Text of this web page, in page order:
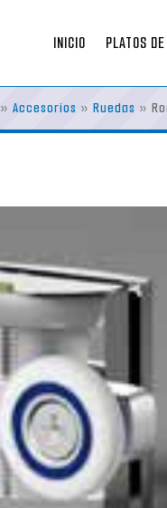
INICIO PLATOS
»Accesorios »Ruedas »